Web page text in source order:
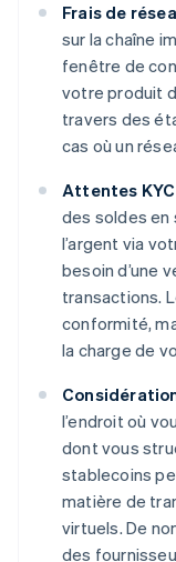
Frais de
sur la chaîne
fenêtre de
votre produit
travers des
cas où un
Attentes
des soldes
l’argent via
besoin d’une
transactions.
conformité,
la charge de
l’endroit où
dont vous
stablecoins
matière de
virtuels. De
des